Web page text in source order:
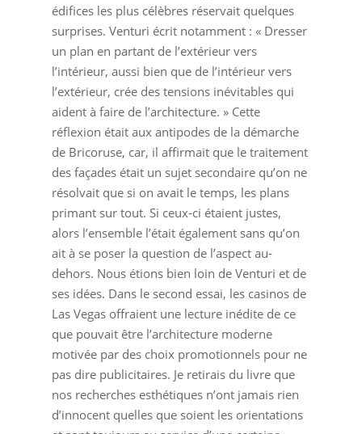
édifices les plus célèbres réservait quelques
surprises. Venturi écrit notamment : « Dresser
un plan en partant de l’extérieur vers
l’intérieur, aussi bien que de l’intérieur vers
l’extérieur, crée des tensions inévitables qui
aident à faire de l’architecture. » Cette
réflexion était aux antipodes de la démarche
de Bricoruse, car, il affirmait que le traitement
des façades était un sujet secondaire qu’on ne
résolvait que si on avait le temps, les plans
primant sur tout. Si ceux-ci étaient justes,
alors l’ensemble l’était également sans qu’on
ait à se poser la question de l’aspect au-
dehors. Nous étions bien loin de Venturi et de
ses idées. Dans le second essai, les casinos de
Las Vegas offraient une lecture inédite de ce
que pouvait être l’architecture moderne
motivée par des choix promotionnels pour ne
pas dire publicitaires. Je retirais du livre que
nos recherches esthétiques n’ont jamais rien
d’innocent quelles que soient les orientations